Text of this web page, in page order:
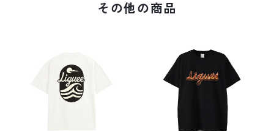
その他の商品